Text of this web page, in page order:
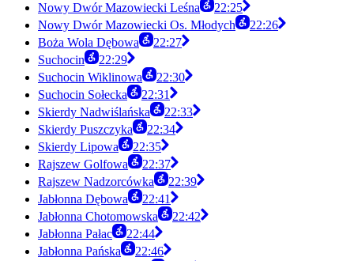
Nowy Dwór Mazowiecki Leśna
22:25
Nowy Dwór Mazowiecki Os. Młodych
22:26
Boża Wola Dębowa
22:27
Suchocin
22:29
Suchocin Wiklinowa
22:30
Suchocin Sołecka
22:31
Skierdy Nadwiślańska
22:33
Skierdy Puszczyka
22:34
Skierdy Lipowa
22:35
Rajszew Golfowa
22:37
Rajszew Nadzorcówka
22:39
Jabłonna Dębowa
22:41
Jabłonna Chotomowska
22:42
Jabłonna Pałac
22:44
Jabłonna Pańska
22:46